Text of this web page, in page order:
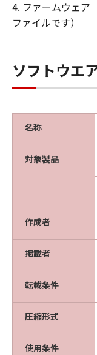
(1) 「許
（AS-IS
連会社、
店、な
よび特定
の非侵
ア」に欠
証も、明
しない
(2) キヤ
の関連会
売店、
は、お客
した結
て、一切
様は、ご
トウェア
ア」を使
ピュータ
は、お客
4. ファームウェア
ファイルです）
ソフトウエ
名称
対象製品
作成者
掲載者
転載条件
圧縮形式
使用条件